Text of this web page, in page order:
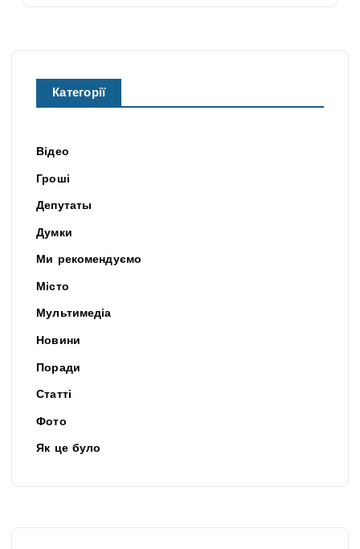
Категорії
Відео
Гроші
Депутаты
Думки
Ми рекомендуємо
Місто
Мультимедіа
Новини
Поради
Статті
Фото
Як це було